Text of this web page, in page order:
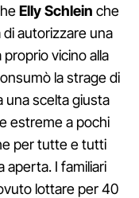
Elly Schlein che
autorizzare una
vicino alla
la strage di
una scelta giusta
estreme a pochi
per tutte e tutti
aperta. I familiari
lottare per 40